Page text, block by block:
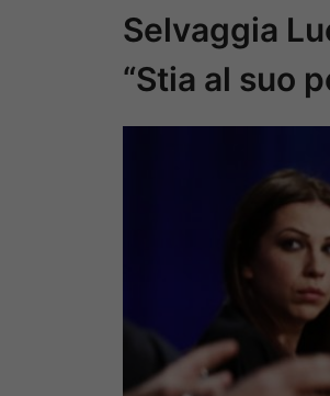
Selvaggia
“Stia al suo